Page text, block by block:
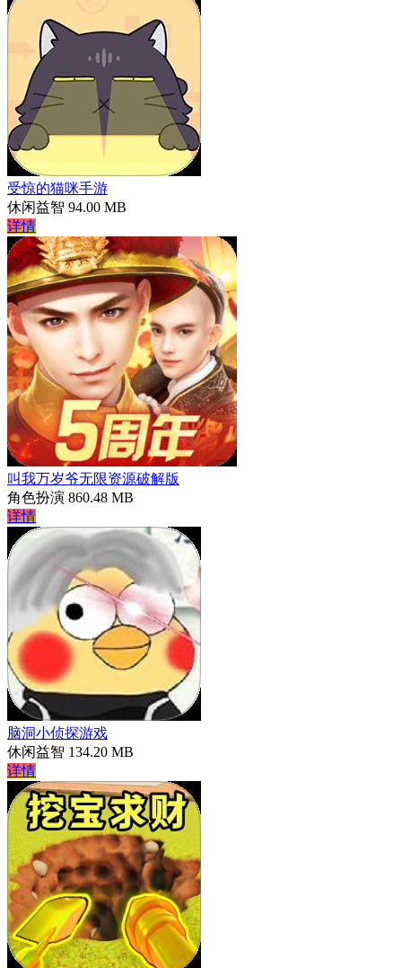
受惊的猫咪手游
休闲益智 94.00 MB
详情
叫我万岁爷无限资源破解版
角色扮演 860.48 MB
详情
脑洞小侦探游戏
休闲益智 134.20 MB
详情